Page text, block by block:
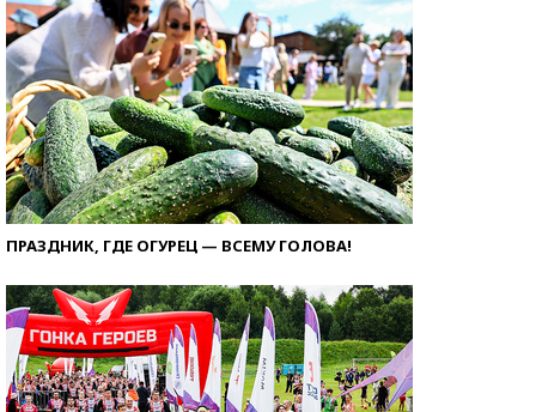
ПРАЗДНИК, ГДЕ ОГУРЕЦ — ВСЕМУ ГОЛОВА!